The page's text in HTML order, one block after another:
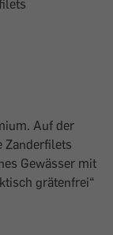
Auf der
Zanderfilets
Gewässer mit
grätenfrei“